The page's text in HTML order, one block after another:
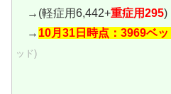
→(軽症用6,442+重症用295)
→ 10月31日時点：3969ベッ
ッド)